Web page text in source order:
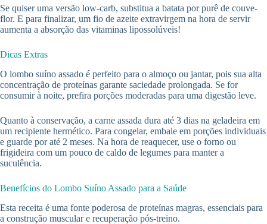
Se quiser uma versão low-carb, substitua a batata por purê de couve-
flor. E para finalizar, um fio de azeite extravirgem na hora de servir
aumenta a absorção das vitaminas lipossolúveis!
Dicas Extras
O lombo suíno assado é perfeito para o almoço ou jantar, pois sua alta
concentração de proteínas garante saciedade prolongada. Se for
consumir à noite, prefira porções moderadas para uma digestão leve.
Quanto à conservação, a carne assada dura até 3 dias na geladeira em
um recipiente hermético. Para congelar, embale em porções individuais
e guarde por até 2 meses. Na hora de reaquecer, use o forno ou
frigideira com um pouco de caldo de legumes para manter a
suculência.
Benefícios do Lombo Suíno Assado para a Saúde
Esta receita é uma fonte poderosa de proteínas magras, essenciais para
a construção muscular e recuperação pós-treino.